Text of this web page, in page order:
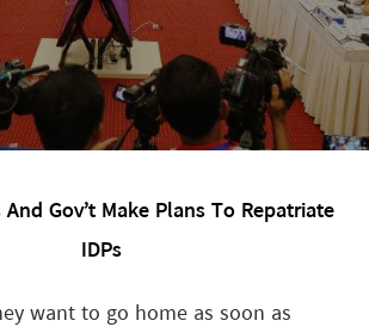
Gov’t Make Plans To Repatriate
IDPs
want to go home as soon as